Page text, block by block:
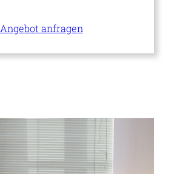
Angebot anfragen